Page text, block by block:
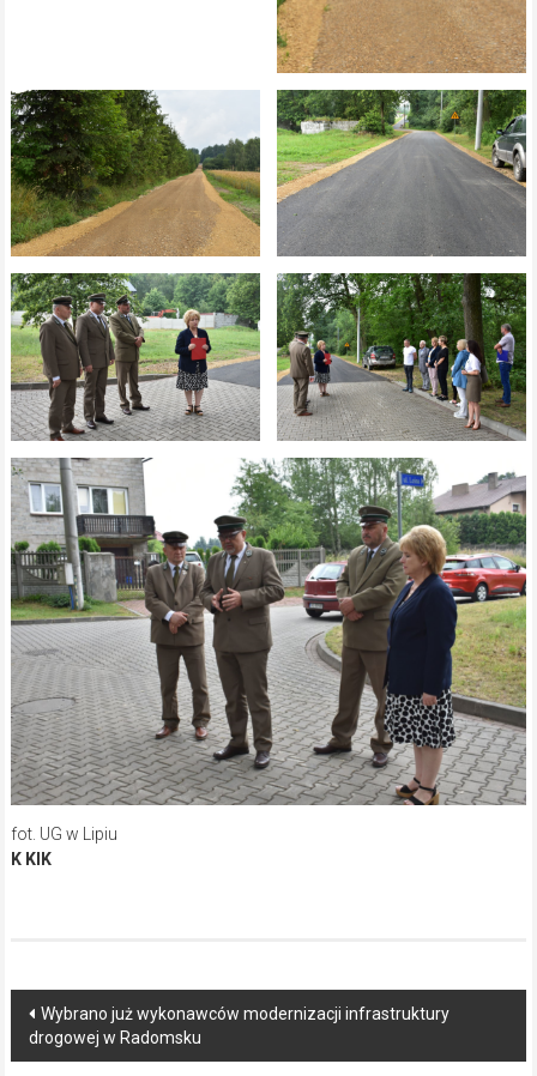
fot. UG w Lipiu
K KIK
Post
navigation
Wybrano już wykonawców modernizacji infrastruktury
drogowej w Radomsku